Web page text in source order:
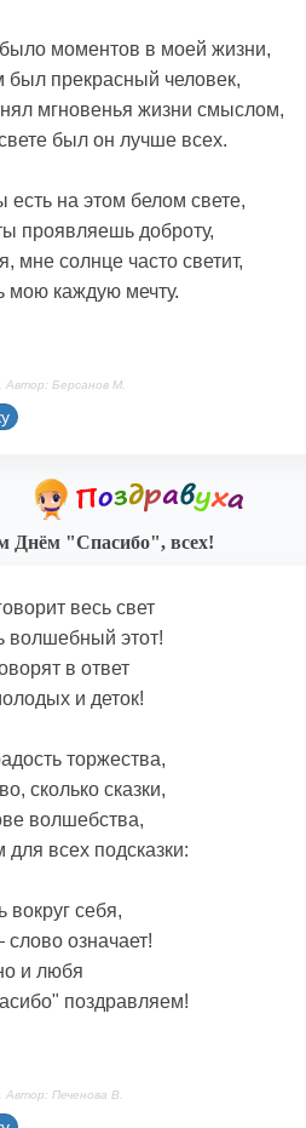
моментов в моей жизни,
прекрасный человек,
мгновенья жизни смыслом,
был он лучше всех.
есть на этом белом свете,
проявляешь доброту,
мне солнце часто светит,
мою каждую мечту.
Берсанов М.
Днём "Спасибо", всех!
весь свет
волшебный этот!
в ответ
и деток!
торжества,
сколько сказки,
волшебства,
для всех подсказки:
вокруг себя,
означает!
и любя
поздравляем!
Печенова В.